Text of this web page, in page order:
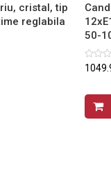
cristal, tip
reglabila
50-